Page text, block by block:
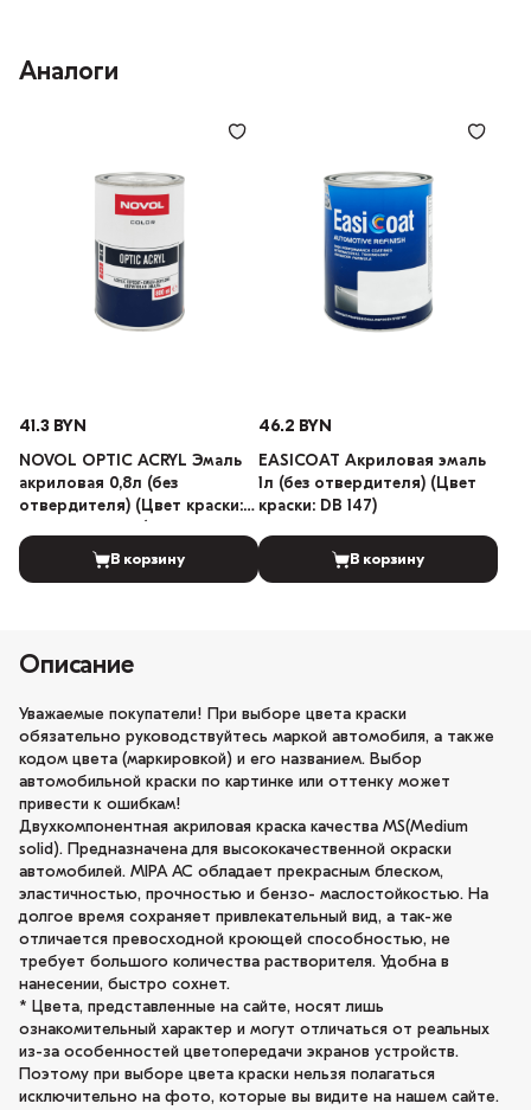
Аналоги
41.3 BYN
NOVOL OPTIC ACRYL Эмаль
акриловая 0,8л (без
отвердителя) (Цвет краски:
В корзину
46.2 BYN
EASICOAT Акриловая эмаль
1л (без отвердителя) (Цвет
краски: DB 147)
В корзину
Описание
Уважаемые покупатели! При выборе цвета краски
обязательно руководствуйтесь маркой автомобиля, а также
кодом цвета (маркировкой) и его названием. Выбор
автомобильной краски по картинке или оттенку может
привести к ошибкам!
Двухкомпонентная акриловая краска качества MS(Medium
solid). Предназначена для высококачественной окраски
автомобилей. MIPA AC обладает прекрасным блеском,
эластичностью, прочностью и бензо- маслостойкостью. На
долгое время сохраняет привлекательный вид, а так-же
отличается превосходной кроющей способностью, не
требует большого количества растворителя. Удобна в
нанесении, быстро сохнет.
* Цвета, представленные на сайте, носят лишь
ознакомительный характер и могут отличаться от реальных
из-за особенностей цветопередачи экранов устройств.
Поэтому при выборе цвета краски нельзя полагаться
исключительно на фото, которые вы видите на нашем сайте.